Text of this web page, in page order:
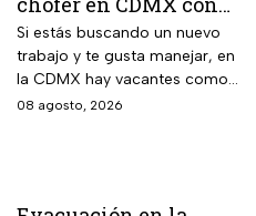
sueldo de 13 mil 500
pesos; requisitos para
aplicar
Si estás buscando un nuevo
trabajo y te gusta manejar, en
la CDMX hay vacantes como
chofer y aquí te decimos
08 agosto, 2026